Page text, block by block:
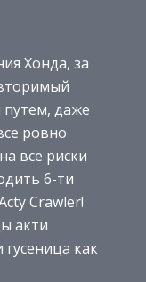
Хонда, за
путем, даже
ровно
все риски
6-ти
Crawler!
акти
как